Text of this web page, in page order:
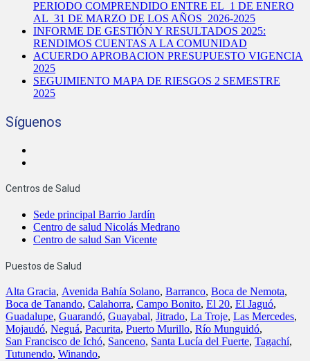
PERIODO COMPRENDIDO ENTRE EL 1 DE ENERO
AL 31 DE MARZO DE LOS AÑOS 2026-2025
INFORME DE GESTIÓN Y RESULTADOS 2025:
RENDIMOS CUENTAS A LA COMUNIDAD
ACUERDO APROBACION PRESUPUESTO VIGENCIA
2025
SEGUIMIENTO MAPA DE RIESGOS 2 SEMESTRE
2025
Síguenos
Centros de Salud
Sede principal Barrio Jardín
Centro de salud Nicolás Medrano
Centro de salud San Vicente
Puestos de Salud
Alta Gracia, Avenida Bahía Solano, Barranco, Boca de Nemota,
Boca de Tanando, Calahorra, Campo Bonito, El 20, El Jaguó,
Guadalupe, Guarandó, Guayabal, Jitrado, La Troje, Las Mercedes,
Mojaudó, Neguá, Pacurita, Puerto Murillo, Río Munguidó,
San Francisco de Ichó, Sanceno, Santa Lucía del Fuerte, Tagachí,
Tutunendo, Winando,